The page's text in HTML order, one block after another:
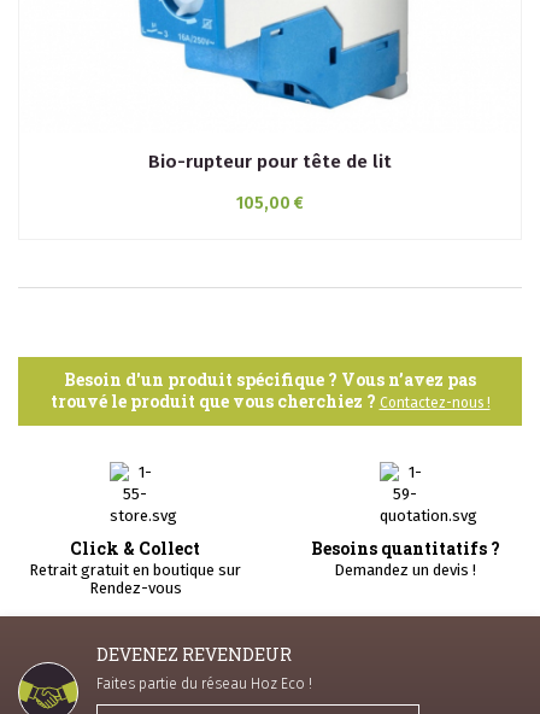
Bio-rupteur pour tête de lit
105,00 €
Besoin d'un produit spécifique ? Vous n’avez pas
trouvé le produit que vous cherchiez ? Contactez-nous !
Click & Collect
Retrait gratuit en boutique sur
Rendez-vous
Besoins quantitatifs ?
Demandez un devis !
DEVENEZ REVENDEUR
Faites partie du réseau Hoz Eco !